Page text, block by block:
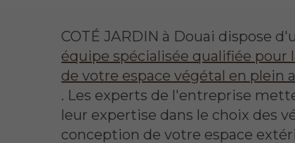
COTÉ JARDIN à Douai dispose
équipe spécialisée qualifiée pour
de votre espace végétal en plein
. Les experts de l'entreprise
leur expertise dans le choix des
conception de votre espace